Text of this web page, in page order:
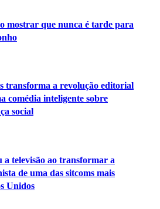
mostrar que nunca é tarde para
transforma a revolução editorial
comédia inteligente sobre
social
televisão ao transformar a
de uma das sitcoms mais
Unidos